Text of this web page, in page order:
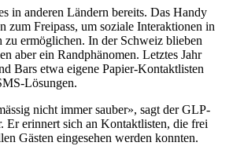
in anderen Ländern bereits. Das Handy
zum Freipass, um soziale Interaktionen in
zu ermöglichen. In der Schweiz blieben
aber ein Randphänomen. Letztes Jahr
Bars etwa eigene Papier-Kontaktlisten
Lösungen.
nicht immer sauber», sagt der GLP-
Er erinnert sich an Kontaktlisten, die frei
Gästen eingesehen werden konnten.